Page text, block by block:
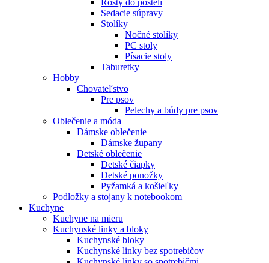
Sedacie súpravy
Stolíky
Nočné stolíky
PC stoly
Písacie stoly
Taburetky
Hobby
Chovateľstvo
Pre psov
Pelechy a búdy pre psov
Oblečenie a móda
Dámske oblečenie
Dámske župany
Detské oblečenie
Detské čiapky
Detské ponožky
Pyžamká a košieľky
Podložky a stojany k notebookom
Kuchyne
Kuchyne na mieru
Kuchynské linky a bloky
Kuchynské bloky
Kuchynské linky bez spotrebičov